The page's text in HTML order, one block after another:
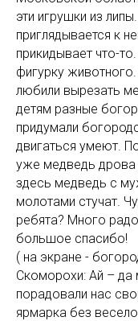
эти игрушки из
приглядывается к
прикидывает что-
фигурку
любили вырезать
детям разные
придумали
двигаться умеют.
уже медведь дрова
здесь медведь с
молотами стучат.
ребята? Много
большое спасибо!
( на экране -
Скоморохи: Ай – да
порадовали нас
ярмарка без